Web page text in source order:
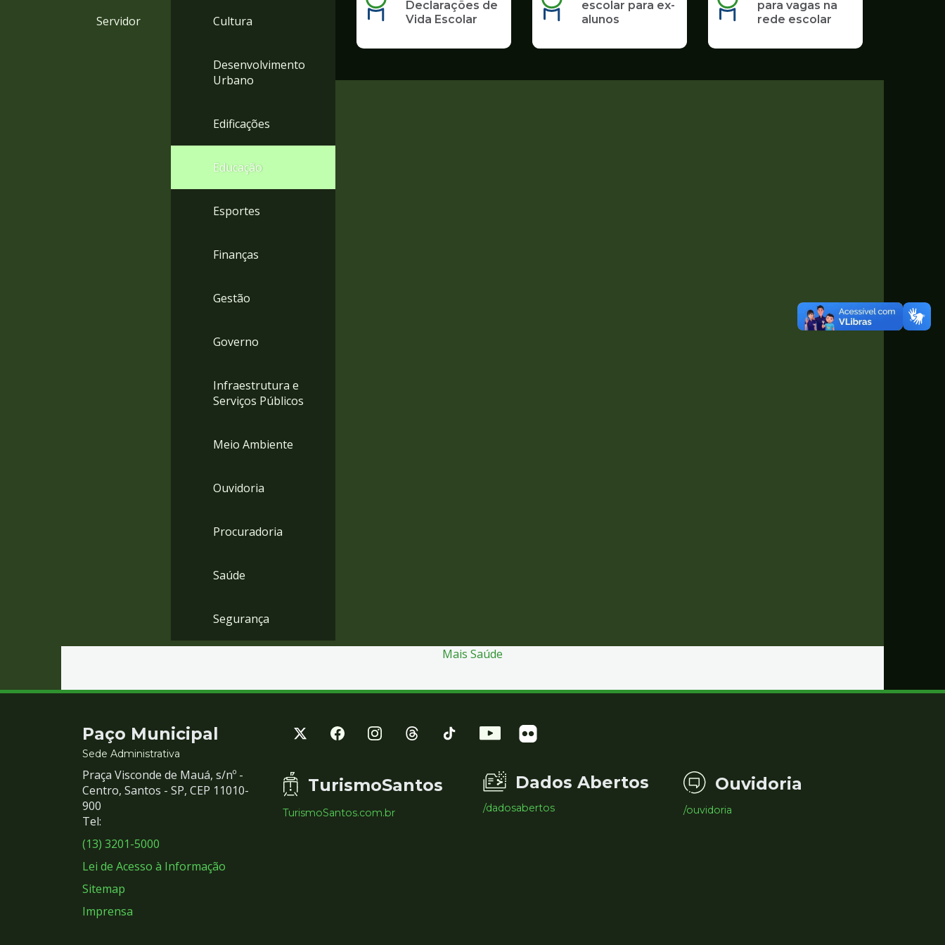
Servidor Cultura
Desenvolvimento
Urbano
Edificações
Educação
Esportes
Finanças
Gestão
Governo
Infraestrutura e
Serviços Públicos
Meio Ambiente
Ouvidoria
Procuradoria
Saúde
Segurança
Declarações de
Vida Escolar
escolar para ex-
alunos
para vagas na
rede escolar
Mais Saúde
Contato
e
Redes
Sociais
Paço Municipal
Sede Administrativa
Praça Visconde de Mauá, s/nº -
Centro, Santos - SP, CEP 11010-
900
Tel:
(13) 3201-5000
Lei de Acesso à Informação
Sitemap
Imprensa
TurismoSantos
TurismoSantos.com.br
Dados Abertos
/dadosabertos
Ouvidoria
/ouvidoria